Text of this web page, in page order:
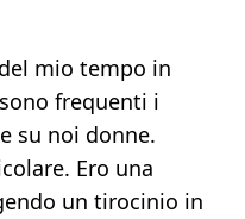
mio tempo in
frequenti i
su noi donne.
Ero una
un tirocinio in